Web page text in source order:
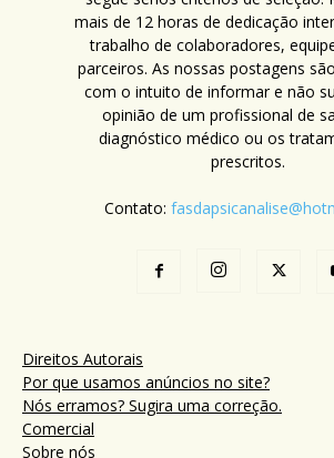
mais de 12 horas de dedicação
trabalho de colaboradores,
parceiros. As nossas postagens
com o intuito de informar e não
opinião de um profissional de
diagnóstico médico ou os
prescritos.
Contato:
Direitos Autorais
Por que usamos anúncios no site?
Nós erramos? Sugira uma correção.
Comercial
Sobre nós